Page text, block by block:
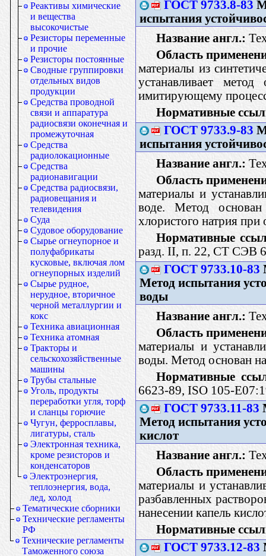
Реактивы химические
и вещества
высокочистые
Резисторы переменные
и прочие
Резисторы постоянные
Сводные группировки
отдельных видов
продукции
Средства проводной
связи и аппаратура
радиосвязи оконечная и
промежуточная
Средства
радиолокационные
Средства
радионавигации
Средства радиосвязи,
радиовещания и
телевидения
Суда
Судовое оборудование
Сырье огнеупорное и
полуфабрикаты
кусковые, включая лом
огнеупорных изделий
Сырье рудное,
нерудное, вторичное
черной металлургии и
кокс
Техника авиационная
Техника атомная
Тракторы и
сельскохозяйственные
машины
Трубы стальные
Уголь, продукты
переработки угля, торф
и сланцы горючие
Чугун, ферросплавы,
лигатуры, сталь
Электронная техника,
кроме резисторов и
конденсаторов
Электроэнергия,
теплоэнергия, вода,
лед, холод
Тематические сборники
Технические регламенты
РФ
Технические регламенты
Таможенного союза
ГОСТ 9733.8-83
испытания
Название англ.:
Область
материалы из
устанавливает
имитирующему
Нормативные
ГОСТ 9733.9-83
испытания
Название англ.:
Область
материалы и
воде. Метод
хлористого натрия при
Нормативные
разд. II, п. 22, СТ СЭВ
ГОСТ 9733.10-83
Метод испытания
воды
Название англ.:
Область
материалы и
воды. Метод основан
Нормативные
6623-89, ISO 105-
ГОСТ 9733.11-83
Метод испытания
кислот
Название англ.:
Область
материалы и
разбавленных
нанесении капель
Нормативные
ГОСТ 9733.12-83